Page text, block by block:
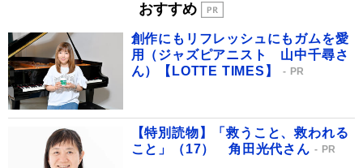
おすすめ
創作にもリフレッシュにもガムを愛
用（ジャズピアニスト 山中千尋さ
ん）【LOTTE TIMES】
PR
【特別読物】「救うこと、救われる
こと」（17） 角田光代さん
PR